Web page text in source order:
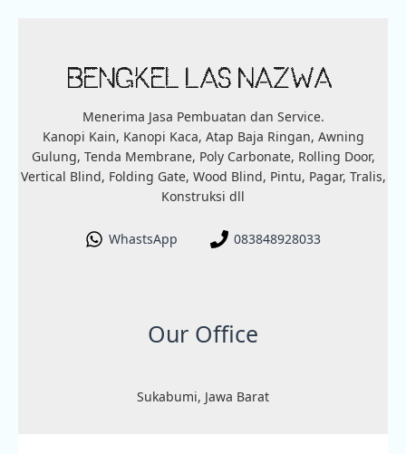
Menerima Jasa Pembuatan dan Service.
Kanopi Kain, Kanopi Kaca, Atap Baja Ringan, Awning
Gulung, Tenda Membrane, Poly Carbonate, Rolling Door,
Vertical Blind, Folding Gate, Wood Blind, Pintu, Pagar, Tralis,
Konstruksi dll
WhastsApp 083848928033
Our Office
Sukabumi, Jawa Barat